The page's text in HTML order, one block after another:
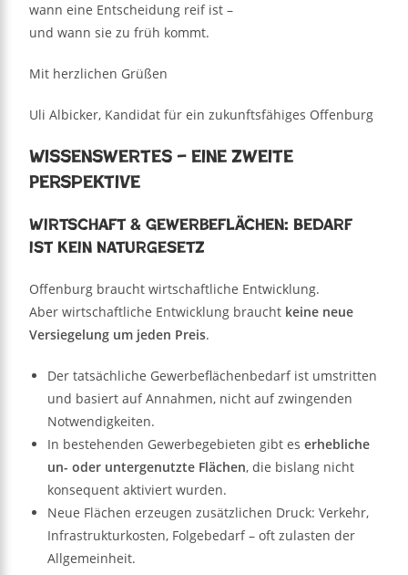
wann eine Entscheidung reif ist –
und wann sie zu früh kommt.
Mit herzlichen Grüßen
Uli Albicker, Kandidat für ein zukunftsfähiges Offenburg
Wissenswertes – eine zweite
Perspektive
Wirtschaft & Gewerbeflächen: Bedarf
ist kein Naturgesetz
Offenburg braucht wirtschaftliche Entwicklung.
Aber wirtschaftliche Entwicklung braucht keine neue
Versiegelung um jeden Preis.
Der tatsächliche Gewerbeflächenbedarf ist umstritten
und basiert auf Annahmen, nicht auf zwingenden
Notwendigkeiten.
In bestehenden Gewerbegebieten gibt eserhebliche
un- oder untergenutzte Flächen, die bislang nicht
konsequent aktiviert wurden.
Neue Flächen erzeugen zusätzlichen Druck: Verkehr,
Infrastrukturkosten, Folgebedarf – oft zulasten der
Allgemeinheit.